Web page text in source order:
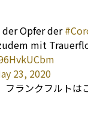
Opfer der
mit
23, 2020
フランクフルトは